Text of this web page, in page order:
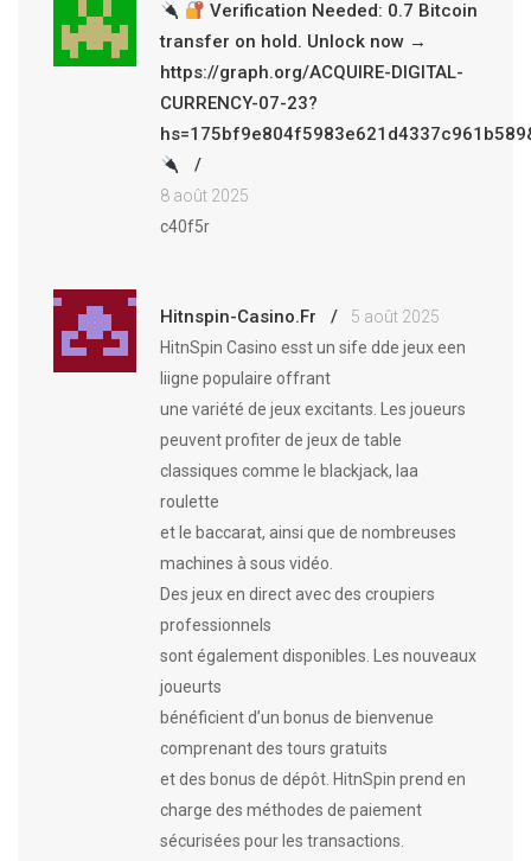
Verification Needed: 0.7 Bitcoin
transfer on hold. Unlock now →
https://graph.org/ACQUIRE-DIGITAL-
CURRENCY-07-23?
8 août 2025
c40f5r
Hitnspin-Casino.Fr
5 août 2025
HitnSpin Casino esst un sife dde jeux een
liigne populaire offrant
une variété de jeux excitants. Les joueurs
peuvent profiter de jeux de table
classiques comme le blackjack, laa
roulette
et le baccarat, ainsi que de nombreuses
machines à sous vidéo.
Des jeux en direct avec des croupiers
professionnels
sont également disponibles. Les nouveaux
joueurts
bénéficient d’un bonus de bienvenue
comprenant des tours gratuits
et des bonus de dépôt. HitnSpin prend en
charge des méthodes de paiement
sécurisées pour les transactions.